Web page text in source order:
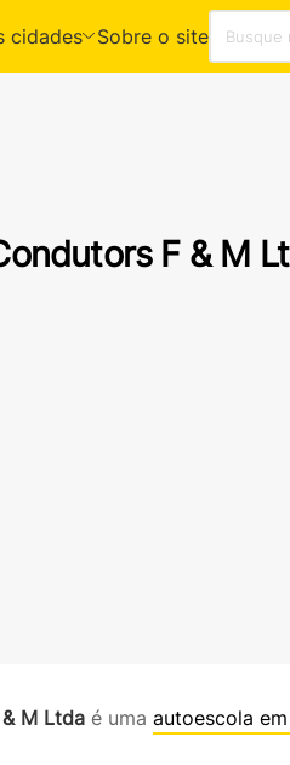
cidades Sobre o site
F & M
M Ltda é uma autoescola